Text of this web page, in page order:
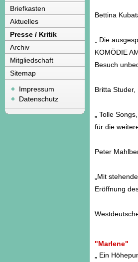
Briefkasten
Aktuelles
Presse / Kritik
Archiv
Mitgliedschaft
Sitemap
Impressum
Datenschutz
Bettina
„ Die
KOMÖDIE
Besuch
Britta
„ Tolle
für die
Peter
„Mit
Eröffnung
"Marlene"
„ Ein